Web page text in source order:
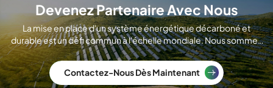
Devenez Partenaire Avec Nous
La mise en place d'un système énergétique décarboné et
durable est un défi commun à l'échelle mondiale. Nous sommes
un fabricant international de modules solaires.
Contactez-Nous Dès Maintenant